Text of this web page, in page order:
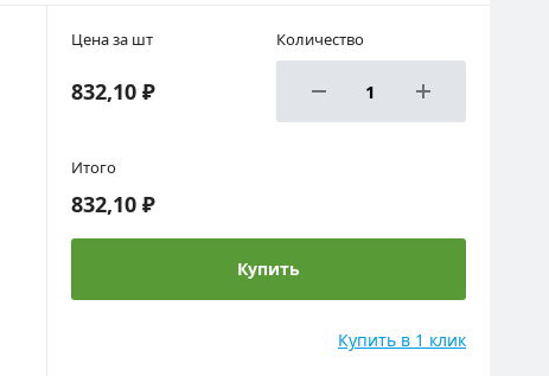
Цена за шт
832,10 ₽
Количество
Итого
832,10 ₽
Купить
Купить в 1 клик